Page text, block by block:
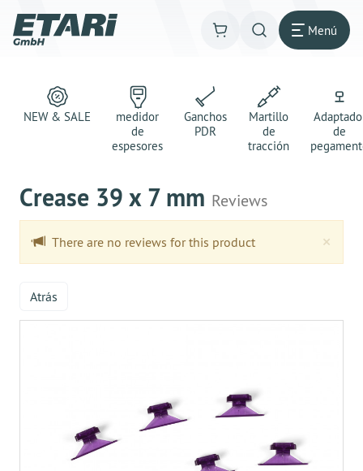
Menú
NEW & SALE
medidor
de
espesores
Ganchos
PDR
Martillo
de
tracción
de
Crease 39 x 7 mm Reviews
×
There are no reviews for this product
Atrás